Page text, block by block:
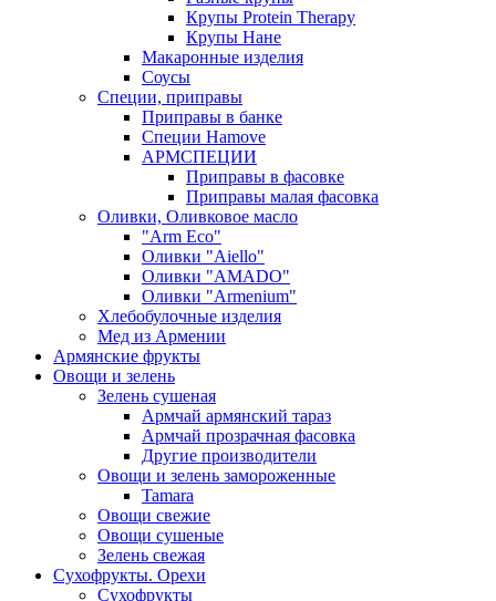
Крупы Protein Therapy
Крупы Нане
Макаронные изделия
Соусы
Специи, приправы
Приправы в банке
Специи Hamove
АРМСПЕЦИИ
Приправы в фасовке
Приправы малая фасовка
Оливки, Оливковое масло
"Arm Eco"
Оливки "Aiello"
Оливки "AMADO"
Оливки "Armenium"
Хлебобулочные изделия
Мед из Армении
Армянские фрукты
Овощи и зелень
Зелень сушеная
Армчай армянский тараз
Армчай прозрачная фасовка
Другие производители
Овощи и зелень замороженные
Tamara
Овощи свежие
Овощи сушеные
Зелень свежая
Сухофрукты. Орехи
Сухофрукты